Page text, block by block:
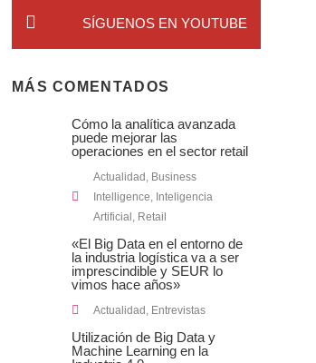
SÍGUENOS EN YOUTUBE
MÁS COMENTADOS
Cómo la analítica avanzada
puede mejorar las
operaciones en el sector retail
Actualidad , Business
Intelligence, Inteligencia
Artificial , Retail
«El Big Data en el entorno de
la industria logística va a ser
imprescindible y SEUR lo
vimos hace años»
Actualidad , Entrevistas
Utilización de Big Data y
Machine Learning en la